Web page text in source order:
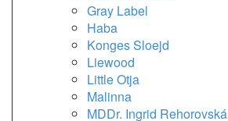
Gray Label
Haba
Konges Sloejd
Liewood
Little Otja
Malinna
MDDr. Ingrid Rehorovská